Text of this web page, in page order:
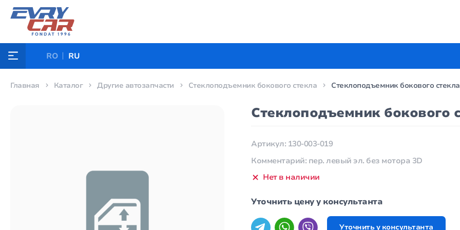
RO RU
Главная Каталог Другие автозапчасти Стеклоподъемник бокового стекла Стеклоподъемник бокового стекла
Стеклоподъемник бокового
Артикул: 130-003-019
Комментарий: пер. левый эл. без мотора 3D
Нет в наличии
Уточнить цену у консультанта
Уточнить у консультанта